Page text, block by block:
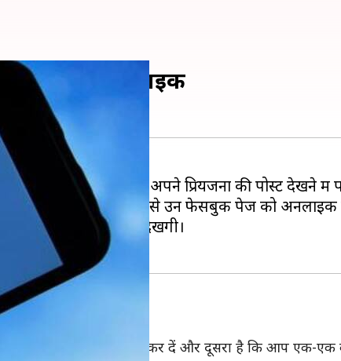
में ऐसे करें अनलाइक
लिए और अब आपको अपने प्रियजनों की पोस्ट देखने में
मदद से आप आसानी से उन फेसबुक पेज को
पोस्ट भी आसानी से दिखेंगी।
साथ कई पेज को अनलाइक कर दें और दूसरा है कि आप एक-